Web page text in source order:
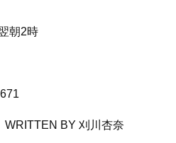
朝2時
刈川杏奈